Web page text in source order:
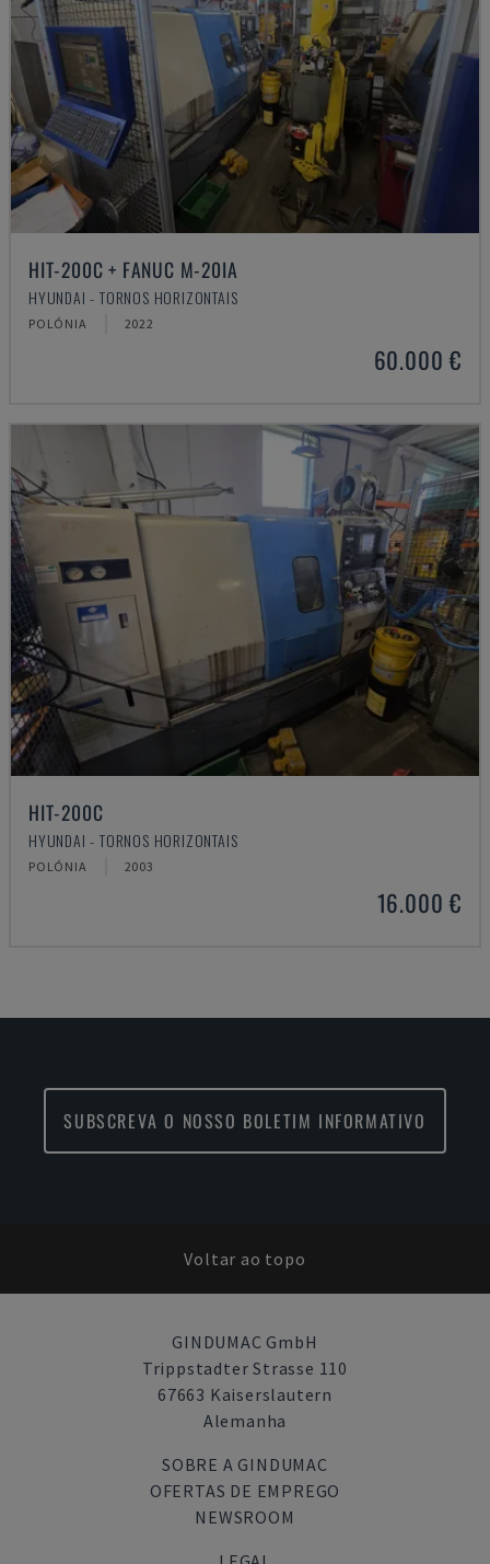
HIT-200C + FANUC M-20IA
HYUNDAI - TORNOS HORIZONTAIS
POLÓNIA 2022
60.000 €
HIT-200C
HYUNDAI - TORNOS HORIZONTAIS
POLÓNIA 2003
16.000 €
SUBSCREVA O NOSSO BOLETIM INFORMATIVO
Voltar ao topo
GINDUMAC GmbH
Trippstadter Strasse 110
67663 Kaiserslautern
Alemanha
SOBRE A GINDUMAC
OFERTAS DE EMPREGO
NEWSROOM